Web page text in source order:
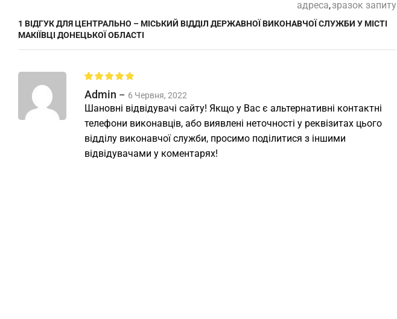
адреса,зразок запиту
1 ВІДГУК ДЛЯЦЕНТРАЛЬНО – МІСЬКИЙ ВІДДІЛ ДЕРЖАВНОЇ ВИКОНАВЧОЇ СЛУЖБИ У МІСТІ
МАКІЇВЦІ ДОНЕЦЬКОЇ ОБЛАСТІ
Admin – 6 Червня, 2022
Шановні відвідувачі сайту! Якщо у Вас є альтернативні контактні
телефони виконавців, або виявлені неточності у реквізитах цього
відділу виконавчої служби, просимо поділитися з іншими
відвідувачами у коментарях!